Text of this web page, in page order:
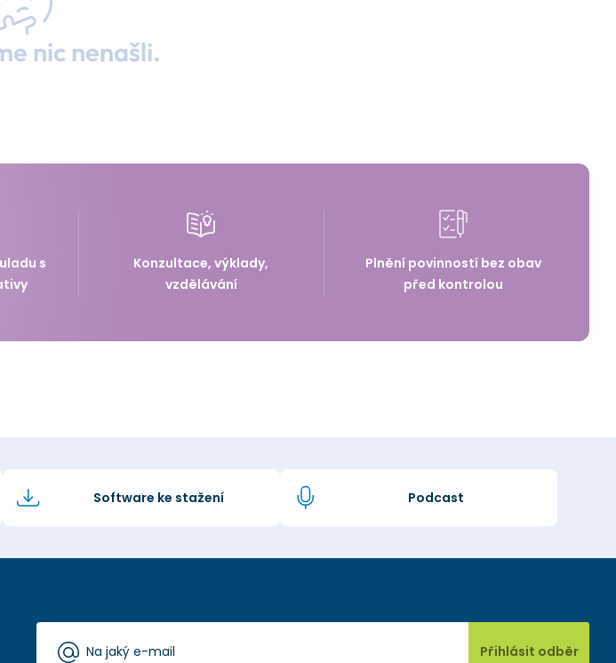
nic nenašli.
s
Konzultace, výklady,
vzdělávání
Plnění povinností bez obav
před kontrolou
Software ke stažení Podcast
Přihlásit odběr